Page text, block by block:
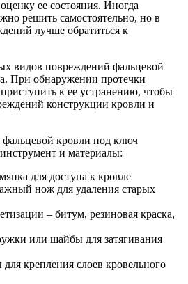
ее состояния. Иногда
решить самостоятельно, но в
лучше обратиться к
видов повреждений фальцевой
При обнаружении протечки
к ее устранению, чтобы
конструкции кровли и
кровли под ключ
и материалы:
для доступа к кровле
нож для удаления старых
– битум, резиновая краска,
или шайбы для затягивания
крепления слоев кровельного